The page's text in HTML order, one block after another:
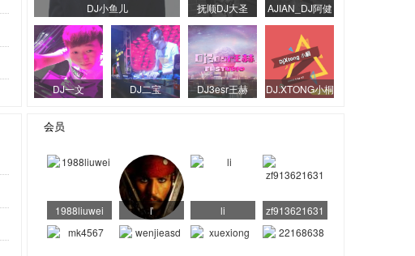
DJ小鱼儿 抚顺DJ大圣 AJIAN_DJ阿健
DJ一文 DJ二宝 DJ3esr王赫 DJ.XTONG小桐
会员
1988liuwei ľ li zf913621631